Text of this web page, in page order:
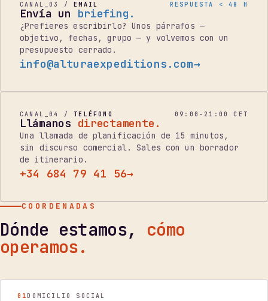
CANAL_03 / EMAIL RESPUESTA < 48 H
Envía un briefing.
¿Prefieres escribirlo? Unos párrafos —
objetivo, fechas, grupo — y volvemos con un
presupuesto cerrado.
info@alturaexpeditions.com→
CANAL_04 / TELÉFONO 09:00–21:00 CET
Llámanos directamente.
Una llamada de planificación de 15 minutos,
sin discurso comercial. Sales con un borrador
de itinerario.
+34 684 79 41 56→
COORDENADAS
Dónde estamos, cómo
operamos.
01 DOMICILIO SOCIAL